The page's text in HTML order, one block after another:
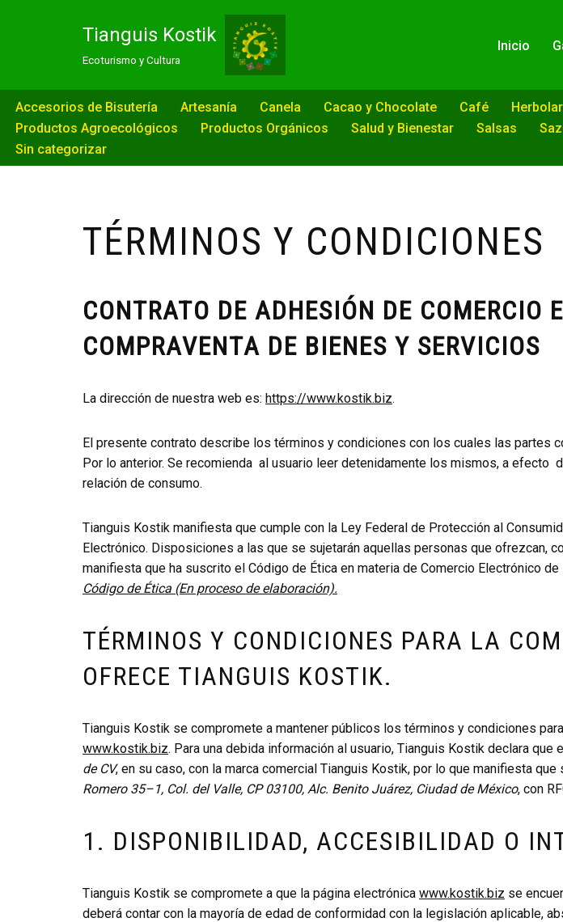
Tianguis Kostik
Ecoturismo y Cultura
Inicio
Accesorios de Bisutería Artesanía Canela Cacao y Chocolate Café
Productos Agroecológicos
Productos Orgánicos Salud y Bienestar Salsas
Sin categorizar
TÉRMINOS Y CONDICIONES
CONTRATO DE ADHESIÓN DE COMERCIO
COMPRAVENTA DE BIENES Y SERVICIOS
La dirección de nuestra web es: https://www.kostik.biz.
El presente contrato describe los términos y condiciones con los cuales las partes
Por lo anterior. Se recomienda al usuario leer detenidamente los mismos, a
relación de consumo.
Tianguis Kostik manifiesta que cumple con la Ley Federal de Protección al
Electrónico. Disposiciones a las que se sujetarán aquellas personas que ofrezcan,
manifiesta que ha suscrito el Código de Ética en materia de Comercio Electrónico
Código de Ética (En proceso de elaboración).
TÉRMINOS Y CONDICIONES PARA LA
OFRECE TIANGUIS KOSTIK.
Tianguis Kostik se compromete a mantener públicos los términos y condiciones
www.kostik.biz. Para una debida información al usuario, Tianguis Kostik declara
de CV, en su caso, con la marca comercial Tianguis Kostik, por lo que manifiesta
Romero 35–1, Col. del Valle, CP 03100, Alc. Benito Juárez, Ciudad de México, con
1. DISPONIBILIDAD, ACCESIBILIDAD O
Tianguis Kostik se compromete a que la página electrónica www.kostik.biz se
deberá contar con la mayoría de edad de conformidad con la legislación aplicable,